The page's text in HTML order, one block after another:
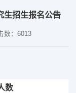
生招生报名公告
数：6013
数